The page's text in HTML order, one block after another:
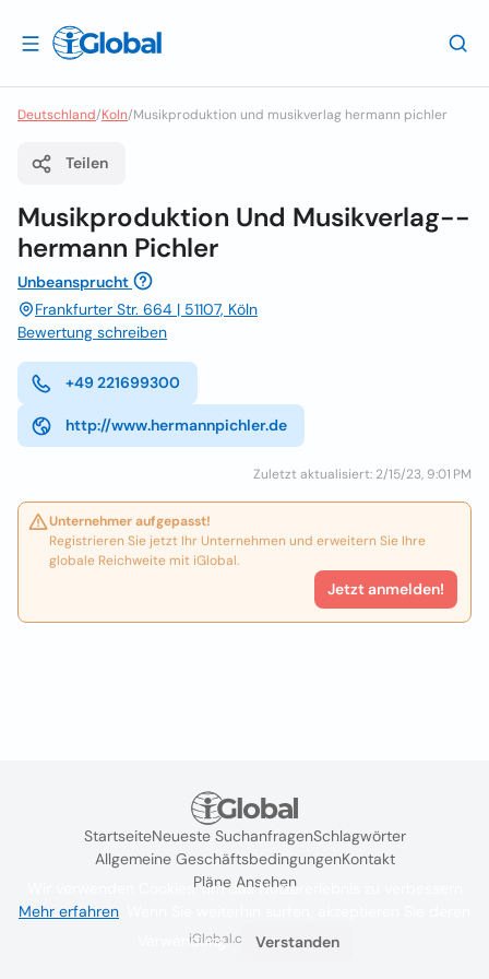
Deutschland/Koln/Musikproduktion und musikverlag hermann pichler
Teilen
Musikproduktion Und Musikverlag--
hermann Pichler
Unbeansprucht
Frankfurter Str. 664 | 51107, Köln
Bewertung schreiben
+49 221699300
http://www.hermannpichler.de
Zuletzt aktualisiert: 2/15/23, 9:01 PM
Unternehmer aufgepasst!
Registrieren Sie jetzt Ihr Unternehmen und erweitern Sie Ihre
globale Reichweite mit iGlobal.
Jetzt anmelden!
StartseiteNeueste SuchanfragenSchlagwörter
Allgemeine GeschäftsbedingungenKontakt
Pläne Ansehen
iGlobal.co @ 2024
Wir verwenden Cookies, um das Nutzererlebnis zu verbessern
Mehr erfahren
Verwendung.
Verstanden